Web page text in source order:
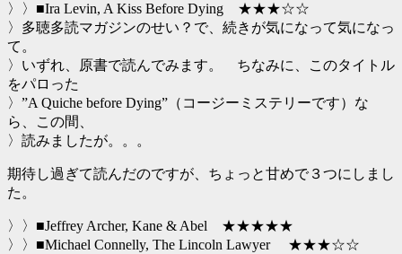
〉〉■Ira Levin, A Kiss Before Dying ★★★☆☆
〉多聴多読マガジンのせい？で、続きが気になって気になっ
て。
〉いずれ、原書で読んでみます。 ちなみに、このタイトル
をパロった
〉”A Quiche before Dying”（コージーミステリーです）な
ら、この間、
〉読みましたが。。。
期待し過ぎて読んだのですが、ちょっと甘めで３つにしまし
た。
〉〉■Jeffrey Archer, Kane & Abel ★★★★★
〉〉■Michael Connelly, The Lincoln Lawyer ★★★☆☆